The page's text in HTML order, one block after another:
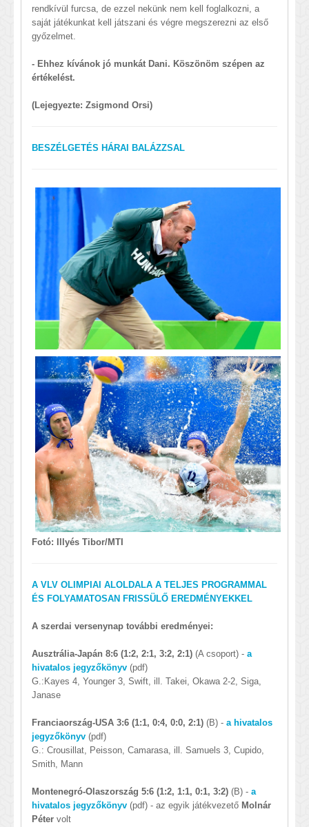
rendkívül furcsa, de ezzel nekünk nem kell foglalkozni, a
saját játékunkat kell játszani és végre megszerezni az első
győzelmet.
- Ehhez kívánok jó munkát Dani. Köszönöm szépen az
értékelést.
(Lejegyezte: Zsigmond Orsi)
BESZÉLGETÉS HÁRAI BALÁZZSAL
Fotó: Illyés Tibor/MTI
A VLV OLIMPIAI ALOLDALA A TELJES PROGRAMMAL
ÉS FOLYAMATOSAN FRISSÜLŐ EREDMÉNYEKKEL
A szerdai versenynap további eredményei:
Ausztrália-Japán 8:6 (1:2, 2:1, 3:2, 2:1) (A csoport) - a
hivatalos jegyzőkönyv (pdf)
G.:Kayes 4, Younger 3, Swift, ill. Takei, Okawa 2-2, Siga,
Janase
Franciaország-USA 3:6 (1:1, 0:4, 0:0, 2:1) (B) - a hivatalos
jegyzőkönyv (pdf)
G.: Crousillat, Peisson, Camarasa, ill. Samuels 3, Cupido,
Smith, Mann
Montenegró-Olaszország 5:6 (1:2, 1:1, 0:1, 3:2) (B) - a
hivatalos jegyzőkönyv (pdf) - az egyik játékvezető Molnár
Péter volt